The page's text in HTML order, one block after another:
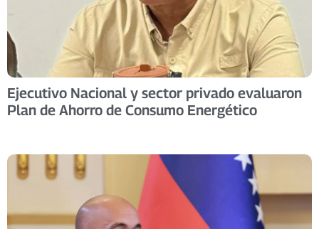
Ejecutivo Nacional y sector privado evaluaron
Plan de Ahorro de Consumo Energético ​